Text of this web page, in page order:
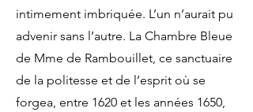
intimement imbriquée. L’un n’aurait pu
advenir sans l’autre. La Chambre Bleue
de Mme de Rambouillet, ce sanctuaire
de la politesse et de l’esprit où se
forgea, entre 1620 et les années 1650,